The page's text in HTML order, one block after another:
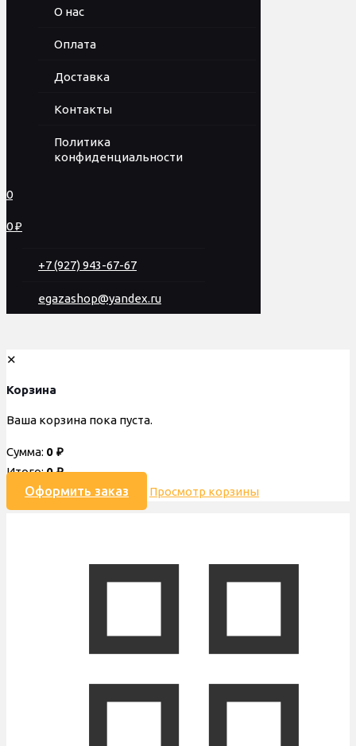
О нас
Оплата
Доставка
Контакты
Политика
конфиденциальности
0
0 ₽
+7 (927) 943-67-67
egazashop@yandex.ru
✕
Корзина
Ваша корзина пока пуста.
Сумма: 0 ₽
Итого:0₽
Оформить заказ Просмотр корзины